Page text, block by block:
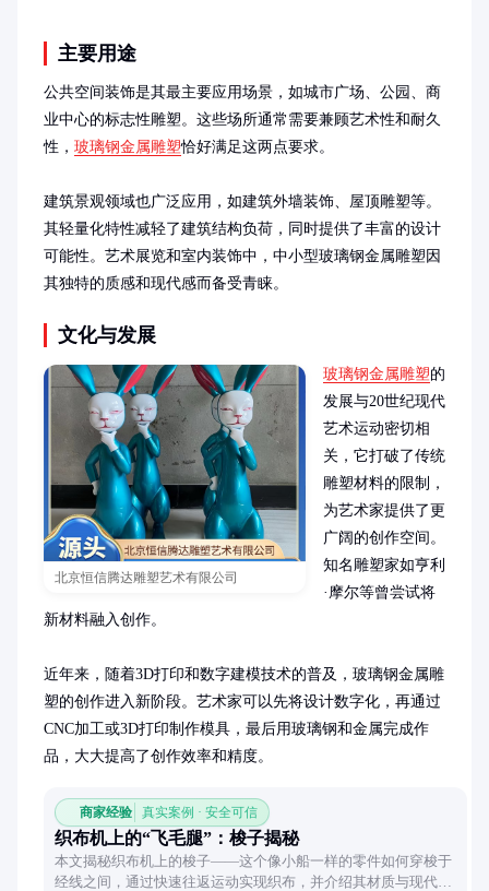
主要用途
公共空间装饰是其最主要应用场景，如城市广场、公园、商
业中心的标志性雕塑。这些场所通常需要兼顾艺术性和耐久
性， 玻璃钢金属雕塑恰好满足这两点要求。
建筑景观领域也广泛应用，如建筑外墙装饰、屋顶雕塑等。
其轻量化特性减轻了建筑结构负荷，同时提供了丰富的设计
可能性。艺术展览和室内装饰中，中小型玻璃钢金属雕塑因
其独特的质感和现代感而备受青睐。
文化与发展
北京恒信腾达雕塑艺术有限公司
玻璃钢金属雕塑的
发展与20世纪现代
艺术运动密切相
关，它打破了传统
雕塑材料的限制，
为艺术家提供了更
广阔的创作空间。
知名雕塑家如亨利
·摩尔等曾尝试将
新材料融入创作。
近年来，随着3D打印和数字建模技术的普及，玻璃钢金属雕
塑的创作进入新阶段。艺术家可以先将设计数字化，再通过
CNC加工或3D打印制作模具，最后用玻璃钢和金属完成作
品，大大提高了创作效率和精度。
商家经验 真实案例 · 安全可信
织布机上的“飞毛腿”：梭子揭秘
本文揭秘织布机上的梭子——这个像小船一样的零件如何穿梭于
经线之间，通过快速往返运动实现织布，并介绍其材质与现代改